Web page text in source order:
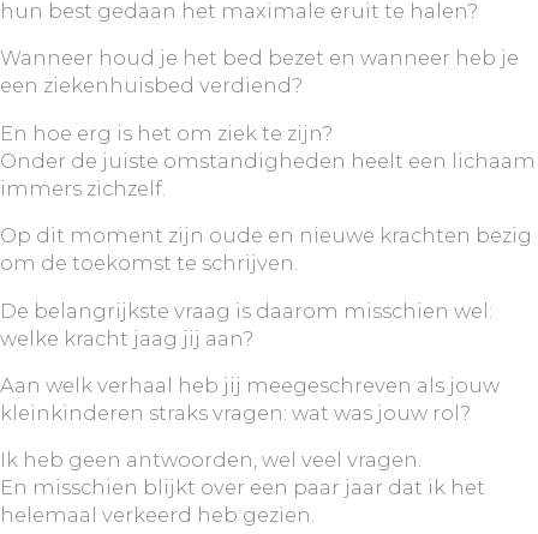
hun best gedaan het maximale eruit te halen?
Wanneer houd je het bed bezet en wanneer heb je
een ziekenhuisbed verdiend?
En hoe erg is het om ziek te zijn?
Onder de juiste omstandigheden heelt een lichaam
immers zichzelf.
Op dit moment zijn oude en nieuwe krachten bezig
om de toekomst te schrijven.
De belangrijkste vraag is daarom misschien wel:
welke kracht jaag jij aan?
Aan welk verhaal heb jij meegeschreven als jouw
kleinkinderen straks vragen: wat was jouw rol?
Ik heb geen antwoorden, wel veel vragen.
En misschien blijkt over een paar jaar dat ik het
helemaal verkeerd heb gezien.